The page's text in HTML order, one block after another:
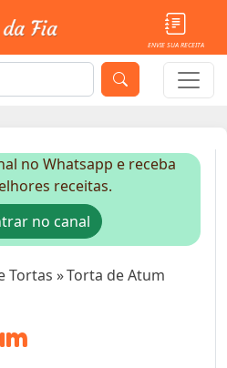
ENVIE SUA RECEITA
no Whatsapp e receba
receitas.
no canal
Tortas »Torta de Atum